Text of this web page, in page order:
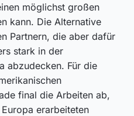
möglichst großen
kann. Die Alternative
Partnern, die aber dafür
stark in der
abzudecken. Für die
final die Arbeiten ab,
erarbeiteten